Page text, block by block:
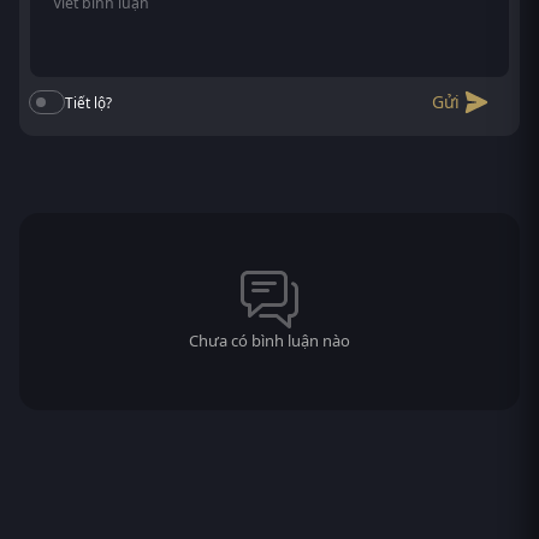
Tiết lộ? Gửi
Chưa có bình luận nào